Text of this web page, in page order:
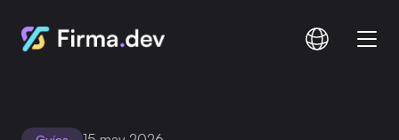
Comparar